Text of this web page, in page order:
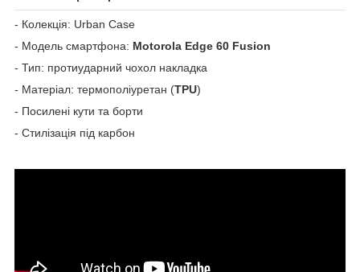
- Колекція: Urban Case
- Модель смартфона: Motorola Edge 60 Fusion
- Тип: протиударний чохол накладка
- Матеріал: термополіуретан (TPU)
- Посилені кути та борти
- Стилізація під карбон